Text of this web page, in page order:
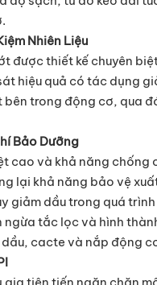
Nhiên Liệu
được thiết kế chuyên
hiệu quả có tác dụng
trong động cơ, qua
Bảo Dưỡng
cao và khả năng chống
lại khả năng bảo vệ
giảm dầu trong quá
ngừa tắc lọc và hình
cacte và nắp động
gia tiên tiến ngăn chặn